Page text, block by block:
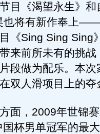
目《渴望永生》和
也将有新作奉上
《Sing Sing Sing
来前所未有的挑战
段做为配乐。本次
双人滑项目上的夺
，2009年世锦赛
国杯男单冠军的最